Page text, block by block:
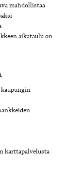
mahdollistaa
aikataulu on
karttapalvelusta